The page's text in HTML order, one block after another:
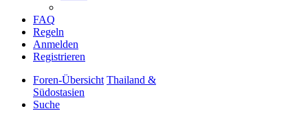
FAQ
Regeln
Anmelden
Registrieren
Foren-Übersicht Thailand &
Südostasien
Suche